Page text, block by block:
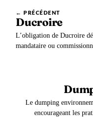
← PRÉCÉDENT
Ducroire
L’obligation de Ducroire
mandataire ou
Le dumping
encourageant les